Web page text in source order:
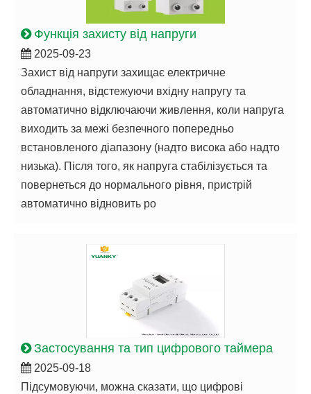
Функція захисту від напруги
2025-09-23
Захист від напруги захищає електричне
обладнання, відстежуючи вхідну напругу та
автоматично відключаючи живлення, коли напруга
виходить за межі безпечного попередньо
встановленого діапазону (надто висока або надто
низька). Після того, як напруга стабілізується та
повернеться до нормального рівня, пристрій
автоматично відновить po
Застосування та тип цифрового таймера
2025-09-18
Підсумовуючи, можна сказати, що цифрові